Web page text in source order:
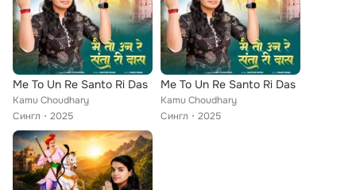
Me To Un Re Santo Ri Das
Kamu Choudhary
Сингл
2025
Me To Un Re Santo Ri Das
Kamu Choudhary
Сингл
2025